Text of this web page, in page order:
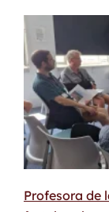
Profesora de